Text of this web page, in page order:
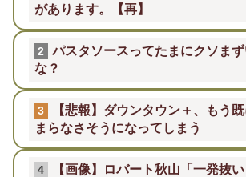
があります。【再】
2
パスタソースってたまにクソま
な？
3
【悲報】ダウンタウン＋、もう
まらなさそうになってしまう
4 【画像】ロバート秋山「一発抜い